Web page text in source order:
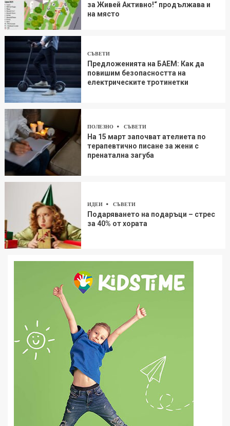
за Живей Aктивно!“ продължава и
на място
СЪВЕТИ
Предложенията на БАЕМ: Как да
повишим безопасността на
електрическите тротинетки
ПОЛЕЗНО СЪВЕТИ
На 15 март започват ателиета по
терапевтично писане за жени с
пренатална загуба
ИДЕИ СЪВЕТИ
Подаряването на подаръци – стрес
за 40% от хората